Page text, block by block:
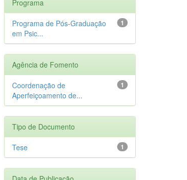
Programa
1
Programa de Pós-Graduação
em Psic...
Agência de Fomento
1
Coordenação de
Aperfeiçoamento de...
Tipo de Documento
1
Tese